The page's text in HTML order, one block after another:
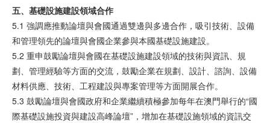
五、基礎設施建設領域合作
5.1 強調應推動論壇與會國通過雙邊與多邊合作，吸引技術、設備
和管理領先的論壇與會國企業參與本國基礎設施建設。
5.2 重申鼓勵論壇與會國在基礎設施建設領域的技術與資訊、規
劃、管理經驗等方面的交流，鼓勵企業在規劃、設計、諮詢、設備
材料供應、技術、工程建設與專案管理等方面開展合作。
5.3 鼓勵論壇與會國政府和企業繼續積極參加每年在澳門舉行的“國
際基礎設施投資與建設高峰論壇”，增加在基礎設施領域的資訊交